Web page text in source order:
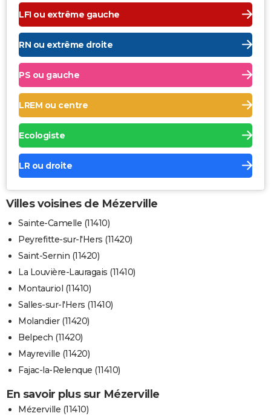
LFI ou extrême gauche
RN ou extrême droite
PS ou gauche
LREM ou centre
Ecologiste
LR ou droite
Villes voisines de Mézerville
Sainte-Camelle (11410)
Peyrefitte-sur-l'Hers (11420)
Saint-Sernin (11420)
La Louvière-Lauragais (11410)
Montauriol (11410)
Salles-sur-l'Hers (11410)
Molandier (11420)
Belpech (11420)
Mayreville (11420)
Fajac-la-Relenque (11410)
En savoir plus sur Mézerville
Mézerville (11410)